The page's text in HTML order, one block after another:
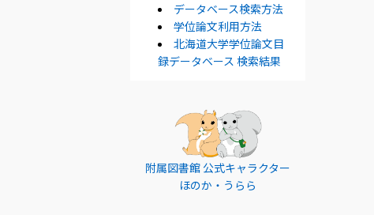
データベース検索方法
学位論文利用方法
北海道大学学位論文目
録データベース 検索結果
附属図書館 公式キャラクター
ほのか・うらら